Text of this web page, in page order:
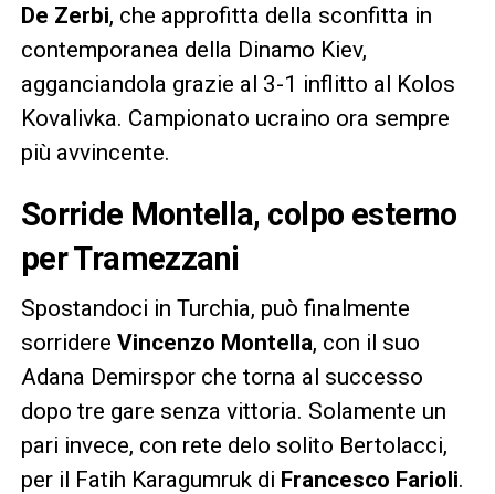
De Zerbi, che approfitta della sconfitta in
contemporanea della Dinamo Kiev,
agganciandola grazie al 3-1 inflitto al Kolos
Kovalivka. Campionato ucraino ora sempre
più avvincente.
Sorride Montella, colpo esterno
per Tramezzani
Spostandoci in Turchia, può finalmente
sorridere Vincenzo Montella, con il suo
Adana Demirspor che torna al successo
dopo tre gare senza vittoria. Solamente un
pari invece, con rete delo solito Bertolacci,
per il Fatih Karagumruk di Francesco Farioli.